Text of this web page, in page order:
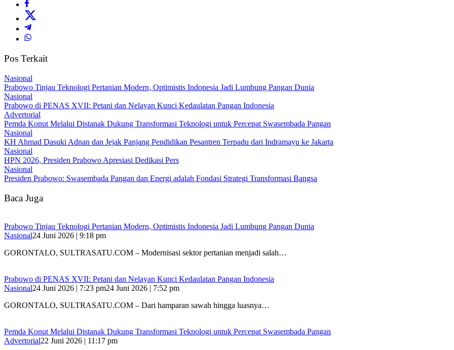
Pos Terkait
Nasional
Prabowo Tinjau Teknologi Pertanian Modern, Optimistis Indonesia Jadi Lumbung Pangan Dunia
Nasional
Prabowo di PENAS XVII: Petani dan Nelayan Kunci Kedaulatan Pangan Indonesia
Advertorial
Pemda Konut Melalui Distanak Dukung Transformasi Teknologi untuk Percepat Swasembada Pangan
Nasional
KH Ahmad Dasuki Adnan dan Jejak Panjang Pendidikan Pesantren Terpadu dari Indramayu ke Jakarta
Nasional
HPN 2026, Presiden Prabowo Apresiasi Dedikasi Pers
Nasional
Presiden Prabowo: Swasembada Pangan dan Energi adalah Fondasi Strategi Transformasi Bangsa
Baca Juga
Prabowo Tinjau Teknologi Pertanian Modern, Optimistis Indonesia Jadi Lumbung Pangan Dunia
Nasional24 Juni 2026 | 9:18 pm
GORONTALO, SULTRASATU.COM – Modernisasi sektor pertanian menjadi salah…
Prabowo di PENAS XVII: Petani dan Nelayan Kunci Kedaulatan Pangan Indonesia
Nasional24 Juni 2026 | 7:23 pm24 Juni 2026 | 7:52 pm
GORONTALO, SULTRASATU.COM – Dari hamparan sawah hingga luasnya…
Pemda Konut Melalui Distanak Dukung Transformasi Teknologi untuk Percepat Swasembada Pangan
Advertorial22 Juni 2026 | 11:17 pm